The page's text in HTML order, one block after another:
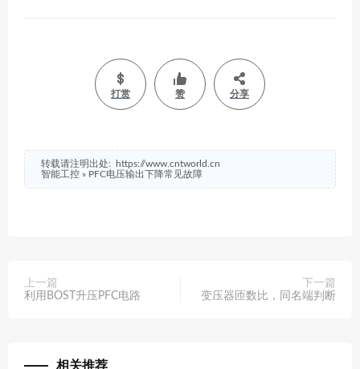
打赏 赞 分享
转载请注明出处:
https://www.cntworld.cn
智能工控 » PFC电压输出下降常见故障
上一篇
利用BOST升压PFC电路
下一篇
变压器匝数比，同名端判断
相关推荐